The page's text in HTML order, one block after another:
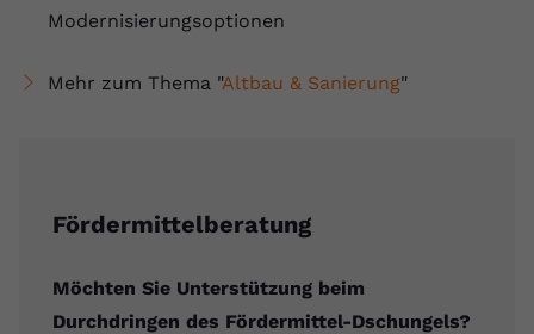
Modernisierungsoptionen
Mehr zum Thema "Altbau & Sanierung"
Fördermittelberatung
Möchten Sie Unterstützung beim
Durchdringen des Fördermittel-Dschungels?